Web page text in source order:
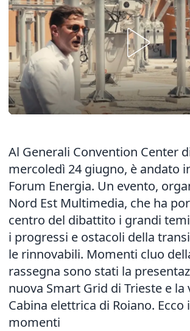
Al Generali Convention Center
mercoledì 24 giugno, è andato
Forum Energia. Un evento,
Nord Est Multimedia, che ha
centro del dibattito i grandi
i progressi e ostacoli della
le rinnovabili. Momenti cluo
rassegna sono stati la
nuova Smart Grid di Trieste e la
Cabina elettrica di Roiano.
momenti